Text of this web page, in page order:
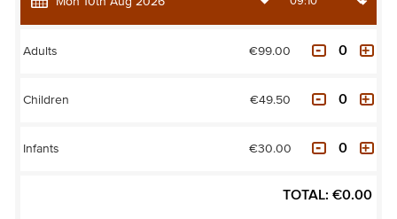
Adults €99.00
Children €49.50
Infants €30.00
TOTAL: €0.00